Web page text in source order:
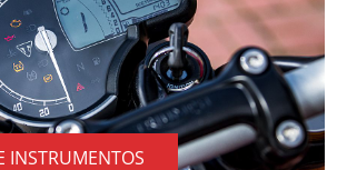
INSTRUMENTOS